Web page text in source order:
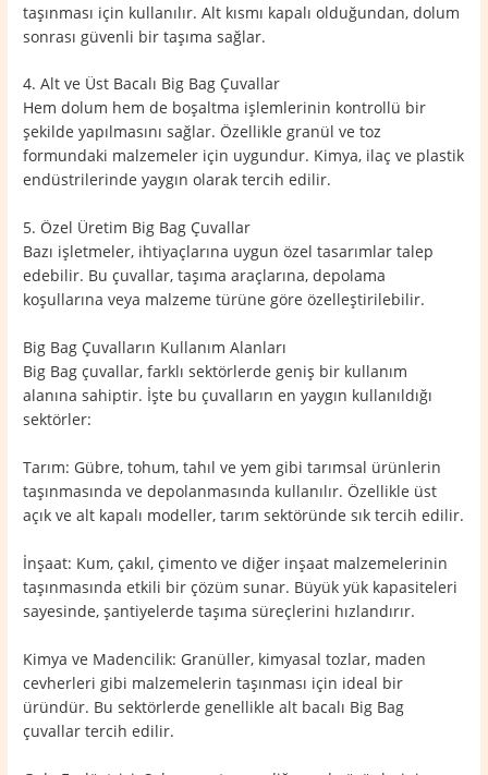
taşınması için kullanılır. Alt kısmı kapalı olduğundan, dolum
sonrası güvenli bir taşıma sağlar.
4. Alt ve Üst Bacalı Big Bag Çuvallar
Hem dolum hem de boşaltma işlemlerinin kontrollü bir
şekilde yapılmasını sağlar. Özellikle granül ve toz
formundaki malzemeler için uygundur. Kimya, ilaç ve plastik
endüstrilerinde yaygın olarak tercih edilir.
5. Özel Üretim Big Bag Çuvallar
Bazı işletmeler, ihtiyaçlarına uygun özel tasarımlar talep
edebilir. Bu çuvallar, taşıma araçlarına, depolama
koşullarına veya malzeme türüne göre özelleştirilebilir.
Big Bag Çuvalların Kullanım Alanları
Big Bag çuvallar, farklı sektörlerde geniş bir kullanım
alanına sahiptir. İşte bu çuvalların en yaygın kullanıldığı
sektörler:
Tarım: Gübre, tohum, tahıl ve yem gibi tarımsal ürünlerin
taşınmasında ve depolanmasında kullanılır. Özellikle üst
açık ve alt kapalı modeller, tarım sektöründe sık tercih edilir.
İnşaat: Kum, çakıl, çimento ve diğer inşaat malzemelerinin
taşınmasında etkili bir çözüm sunar. Büyük yük kapasiteleri
sayesinde, şantiyelerde taşıma süreçlerini hızlandırır.
Kimya ve Madencilik: Granüller, kimyasal tozlar, maden
cevherleri gibi malzemelerin taşınması için ideal bir
üründür. Bu sektörlerde genellikle alt bacalı Big Bag
çuvallar tercih edilir.